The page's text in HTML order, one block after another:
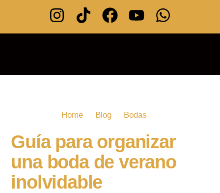
Home Blog
Bodas
Guía para organizar
una boda de verano
inolvidable